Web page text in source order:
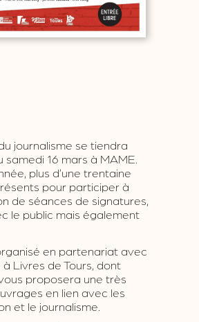
journalisme se tiendra
16 mars à MAME.
plus d’une trentaine
pour participer à
de séances de signatures,
le public mais également
en partenariat avec
Livres de Tours, dont
proposera une très
en lien avec les
et le journalisme.